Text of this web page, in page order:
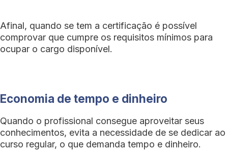
Afinal, quando se tem a certificação é possível
comprovar que cumpre os requisitos mínimos para
ocupar o cargo disponível.
Economia de tempo e dinheiro
Quando o profissional consegue aproveitar seus
conhecimentos, evita a necessidade de se dedicar ao
curso regular, o que demanda tempo e dinheiro.